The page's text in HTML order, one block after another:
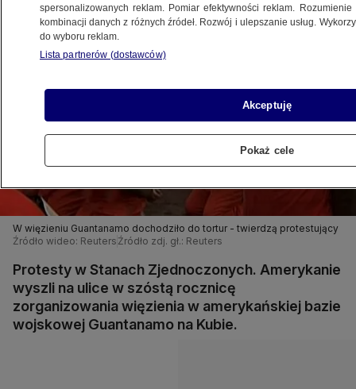
W więzieniu Guantanamo dochodziło do tortur - twierdzą protestujący
Źródło wideo: Reuters Źródło zdj. gł.: Reuters
Protesty w Stanach Zjednoczonych. Amerykanie
wyszli na ulice w szóstą rocznicę
zorganizowania więzienia w amerykańskiej bazie
wojskowej Guantanamo na Kubie.
spersonalizowanych reklam. Pomiar efektywności reklam.
kombinacji danych z różnych źródeł. Rozwój i ulepszanie usług.
do wyboru reklam.
Lista partnerów (dostawców)
Akceptuję
Pokaż cele